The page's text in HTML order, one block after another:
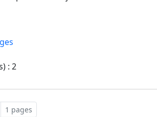
: 2
1 pages